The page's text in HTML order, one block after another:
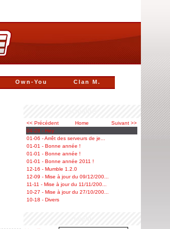
Clan M.
Own-You
<< Précédent Home
Suivant >>
04-28 - Hey
01-06 - Arrêt des serveurs de je...
01-01 - Bonne année !
01-01 - Bonne année !
01-01 - Bonne année 2011 !
12-16 - Mumble 1.2.0
12-09 - Mise à jour du 09/12/200...
11-11 - Mise à jour du 11/11/200...
10-27 - Mise à jour du 27/10/200...
10-18 - Divers